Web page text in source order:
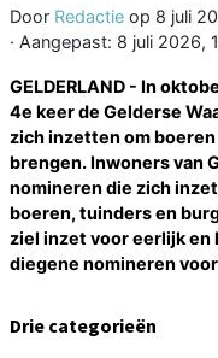
Door Redactie op 8 juli
· Aangepast: 8 juli 2026,
GELDERLAND - In
4e keer de Gelderse
zich inzetten om
brengen. Inwoners van
nomineren die zich
boeren, tuinders en
ziel inzet voor eerlijk en
diegene nomineren
Drie categorieën